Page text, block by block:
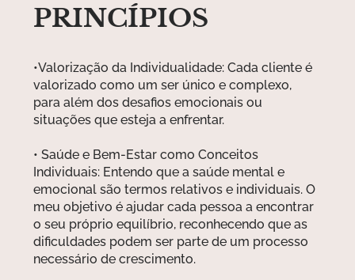
PRINCÍPIOS
•Valorização da Individualidade: Cada cliente é
valorizado como um ser único e complexo,
para além dos desafios emocionais ou
situações que esteja a enfrentar.
• Saúde e Bem-Estar como Conceitos
Individuais: Entendo que a saúde mental e
emocional são termos relativos e individuais. O
meu objetivo é ajudar cada pessoa a encontrar
o seu próprio equilíbrio, reconhecendo que as
dificuldades podem ser parte de um processo
necessário de crescimento.